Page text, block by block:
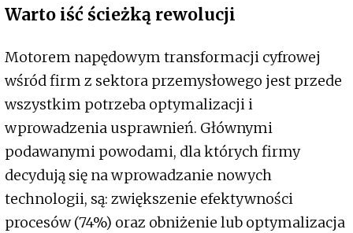
Warto iść ścieżką rewolucji
Motorem napędowym transformacji cyfrowej
wśród firm z sektora przemysłowego jest przede
wszystkim potrzeba optymalizacji i
wprowadzenia usprawnień. Głównymi
podawanymi powodami, dla których firmy
decydują się na wprowadzanie nowych
technologii, są: zwiększenie efektywności
procesów (74%) oraz obniżenie lub optymalizacja